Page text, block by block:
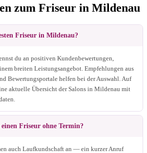
zum Friseur in Mildenau
Friseur in Mildenau?
du an positiven Kundenbewertungen,
breiten Leistungsangebot. Empfehlungen aus
Bewertungsportale helfen bei der Auswahl. Auf
aktuelle Übersicht der Salons in Mildenau mit
Friseur ohne Termin?
auch Laufkundschaft an — ein kurzer Anruf